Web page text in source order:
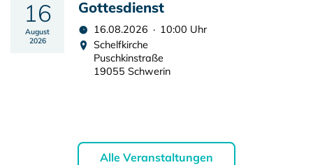
16
August
2026
Gottesdienst
16.08.2026 · 10:00 Uhr
Schelfkirche
Puschkinstraße
19055 Schwerin
Alle Veranstaltungen